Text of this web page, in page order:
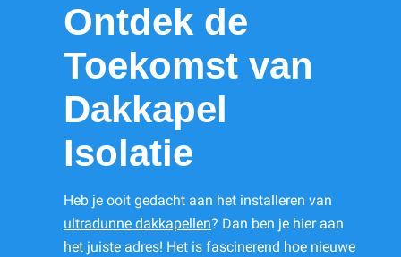
Ontdek de
Toekomst van
Dakkapel
Isolatie
Heb je ooit gedacht aan het installeren van
ultradunne dakkapellen? Dan ben je hier aan
het juiste adres! Het is fascinerend hoe nieuwe